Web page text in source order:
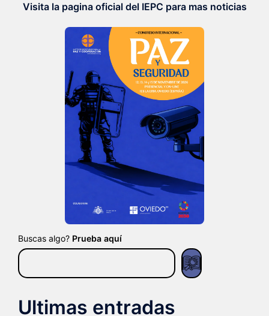
Visita la pagina oficial del IEPC para mas noticias
Buscas algo? Prueba aquí
Ultimas entradas